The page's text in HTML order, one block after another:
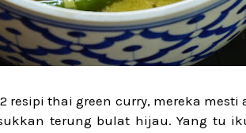
resipi thai green curry, mereka
terung bulat hijau. Yang tu